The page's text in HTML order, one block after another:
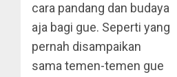
cara pandang dan budaya
aja bagi gue. Seperti yang
pernah disampaikan
sama temen-temen gue